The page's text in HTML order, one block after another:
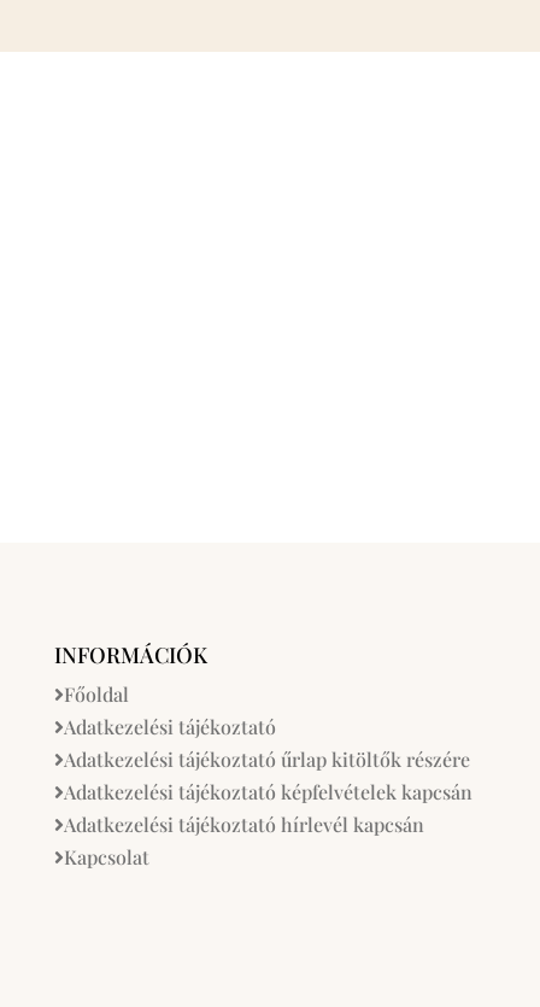
INFORMÁCIÓK
Főoldal
Adatkezelési tájékoztató
Adatkezelési tájékoztató űrlap kitöltők részére
Adatkezelési tájékoztató képfelvételek kapcsán
Adatkezelési tájékoztató hírlevél kapcsán
Kapcsolat